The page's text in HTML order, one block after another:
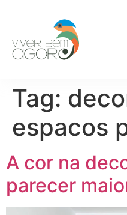
Tag:
espacos
A cor na
parecer